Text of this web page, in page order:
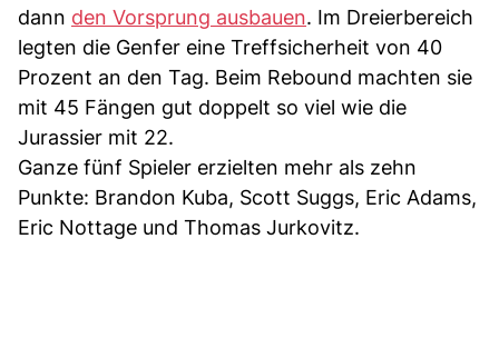
dann den Vorsprung ausbauen. Im Dreierbereich
legten die Genfer eine Treffsicherheit von 40
Prozent an den Tag. Beim Rebound machten sie
mit 45 Fängen gut doppelt so viel wie die
Jurassier mit 22.
Ganze fünf Spieler erzielten mehr als zehn
Punkte: Brandon Kuba, Scott Suggs, Eric Adams,
Eric Nottage und Thomas Jurkovitz.